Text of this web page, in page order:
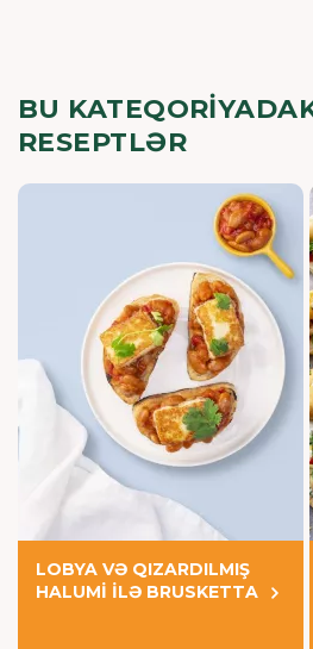
BU
RESEPTLƏR
LOBYA VƏ QIZARDILMIŞ
HALUMİ İLƏ BRUSKETTA